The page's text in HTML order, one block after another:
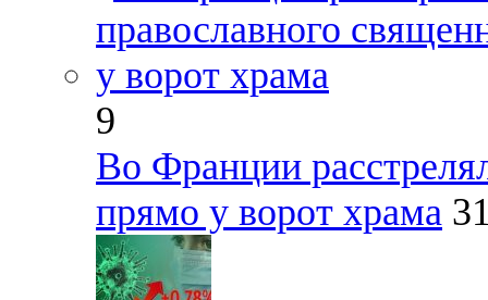
9
Во Франции
прямо у ворот храма